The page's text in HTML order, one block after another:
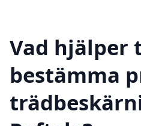
Vad hjälper
bestämma